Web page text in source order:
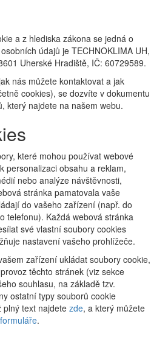
a z hlediska zákona se jedná o
údajů je TECHNOKLIMA UH,
Uherské Hradiště, IČ: 60729589.
nás můžete kontaktovat a jak
cookies), se dozvíte v dokumentu
který najdete na našem webu.
které mohou používat webové
personalizaci obsahu a reklam,
nebo analýze návštěvnosti,
stránka pamatovala vaše
do vašeho zařízení (např. do
telefonu). Každá webová stránka
své vlastní soubory cookies
nastavení vašeho prohlížeče.
zařízení ukládat soubory cookie,
těchto stránek (viz sekce
souhlasu, na základě tzv.
ostatní typy souborů cookie
plný text najdete zde, a který můžete
formuláře.